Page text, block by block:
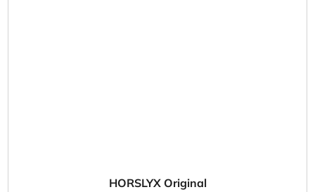
HORSLYX Original